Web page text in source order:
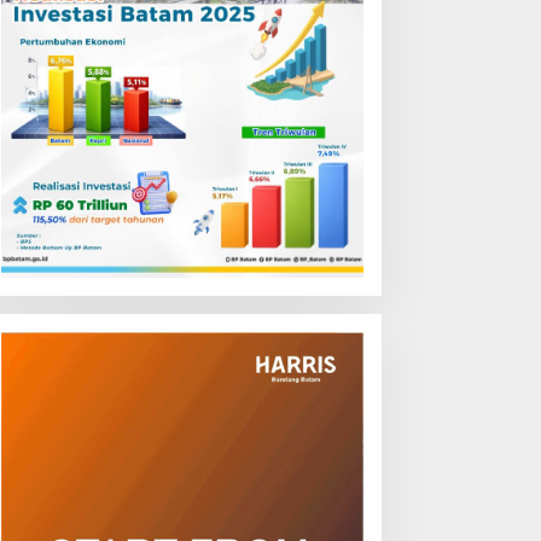
Bola Layanan Publik
Bintan, Ombudsman
Serap Keluhan Bansos
Solar Nelayan
RSBP Batam dan BPOM
Perkuat Sinergi Pengawasan
Distribusi Obat dan
Pelayanan Kefarmasian